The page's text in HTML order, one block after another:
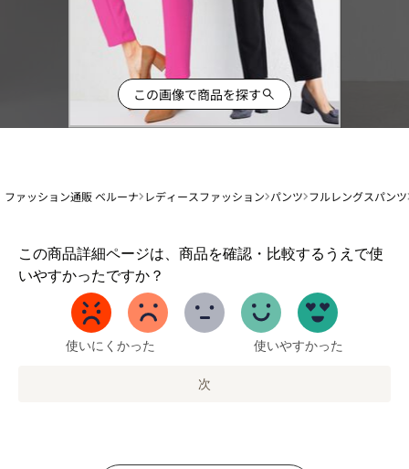
この画像で商品を探す
ファッション通販 ベルーナ レディースファッション パンツ フルレングスパンツ
この商品詳細ページは、商品を確認・比較するうえで使
いやすかったですか？
1
か
使いにくかった 使いやすかった
次